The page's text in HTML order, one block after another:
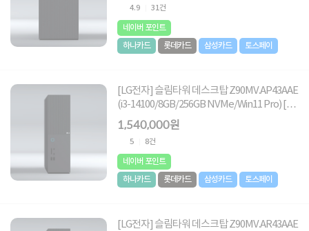
4.9 31건
네이버 포인트
하나카드
롯데카드 삼성카드 토스페이
[LG전자] 슬림타워 데스크탑 Z90MV.AP43AAE
(i3-14100/8GB/256GB NVMe/Win11 Pro) [기
본제품]
1,540,000원
5 8건
네이버 포인트
하나카드
롯데카드 삼성카드 토스페이
[LG전자] 슬림타워 데스크탑 Z90MV.AR43AAE